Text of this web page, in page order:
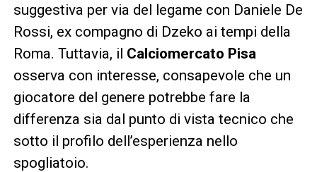
suggestiva per via del legame con Daniele De
Rossi, ex compagno di Dzeko ai tempi della
Roma. Tuttavia, il Calciomercato Pisa
osserva con interesse, consapevole che un
giocatore del genere potrebbe fare la
differenza sia dal punto di vista tecnico che
sotto il profilo dell’esperienza nello
spogliatoio.